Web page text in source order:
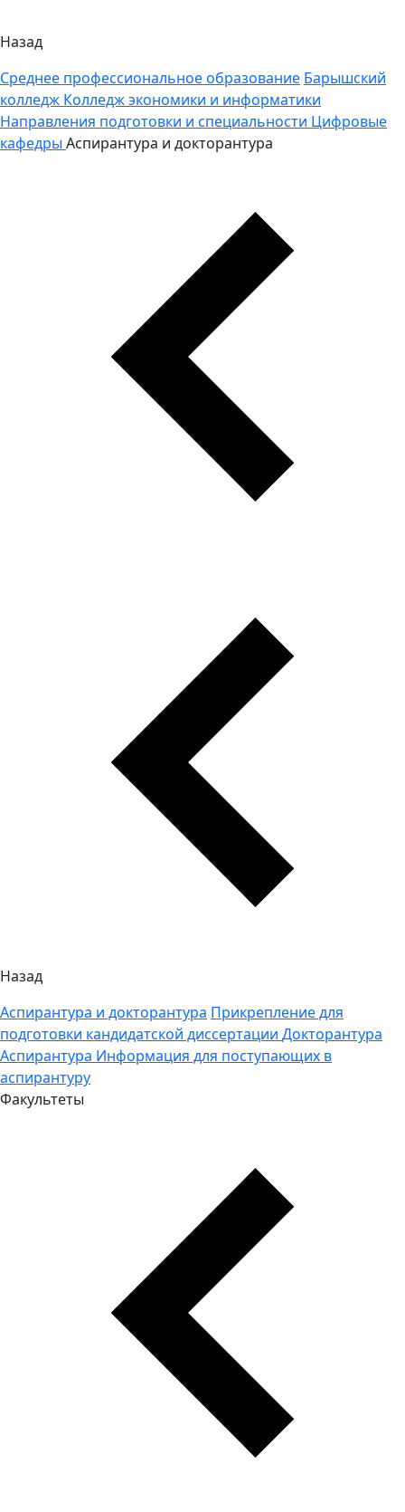
Назад
Среднее профессиональное образование Барышский
колледж Колледж экономики и информатики
Направления подготовки и специальности Цифровые
кафедры Аспирантура и докторантура
Назад
Аспирантура и докторантура Прикрепление для
подготовки кандидатской диссертации Докторантура
Аспирантура Информация для поступающих в
аспирантуру
Факультеты